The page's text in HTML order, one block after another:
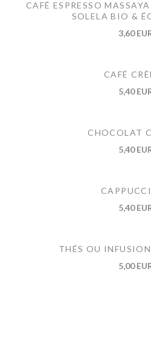
CAFÉ ESPRESSO
SOLELA BIO &
3,60
CAFÉ
5,40
CHOCOLAT
5,40
5,40
THÉS OU
5,00